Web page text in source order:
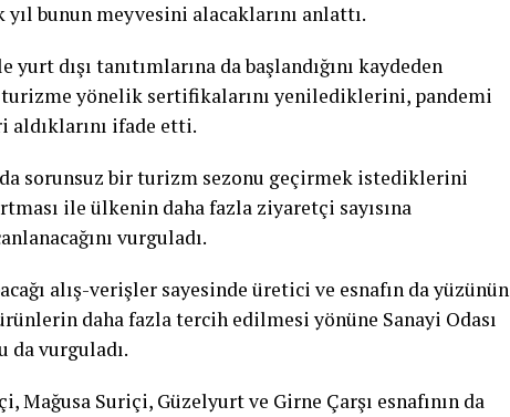
yıl bunun meyvesini alacaklarını anlattı.
dışı tanıtımlarına da başlandığını kaydeden
yönelik sertifikalarını yenilediklerini, pandemi
ifade etti.
sorunsuz bir turizm sezonu geçirmek istediklerini
ile ülkenin daha fazla ziyaretçi sayısına
vurguladı.
alış-verişler sayesinde üretici ve esnafın da yüzünün
daha fazla tercih edilmesi yönüne Sanayi Odası
da vurguladı.
Mağusa Suriçi, Güzelyurt ve Girne Çarşı esnafının da